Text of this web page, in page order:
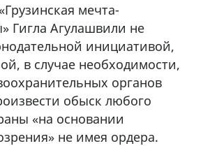
мечта-
Гигла Агулашвили не
инициативой,
в случае необходимости,
органов
обыск любого
«на основании
не имея ордера.